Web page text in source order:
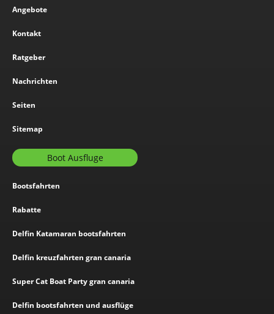
Angebote
Kontakt
Ratgeber
Nachrichten
Seiten
Sitemap
Boot Ausfluge
Bootsfahrten
Rabatte
Delfin Katamaran bootsfahrten
Delfin kreuzfahrten gran canaria
Super Cat Boat Party gran canaria
Delfin bootsfahrten und ausflüge